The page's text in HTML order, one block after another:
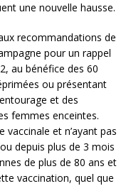
une nouvelle hausse.
recommandations de
pour un rappel
au bénéfice des 60
ou présentant
et des
femmes enceintes.
et n’ayant pas
depuis plus de 3 mois
de plus de 80 ans et
vaccination, quel que